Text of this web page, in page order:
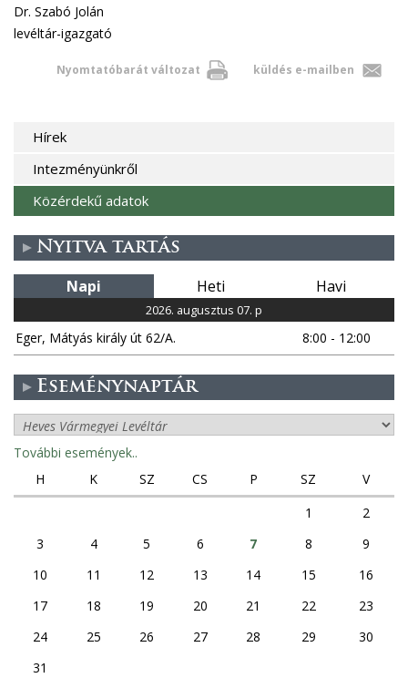
Dr. Szabó Jolán
levéltár-igazgató
Nyomtatóbarát változat küldés e-mailben
Hírek
Intezményünkről
Közérdekű adatok
Nyitva tartás
Napi Heti Havi
2026. augusztus 07. p
Eger, Mátyás király út 62/A. 8:00 - 12:00
Eseménynaptár
További események..
H
K SZ CS P SZ
V
1
2
3
4 5 6 7 8
9
10
11 12 13 14 15
16
17
18 19 20 21 22
23
24
25 26 27 28 29
30
31